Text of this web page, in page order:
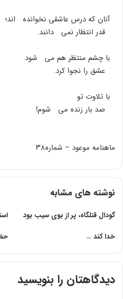
آنان که درس عاشقى نخوانده اند؛
قدر انتظار نمى دانند.
با چشم منتظر هم مى شود
عشق را نجوا کرد.
با تلاوت تو
صد بار زنده مى شوم!
ماهنامه موعود – شماره۳۸
نوشته های مشابه
گودال قتلگاه، پر از بوی سیب بود
خدا کند …
دیدگاهتان را بنویسید